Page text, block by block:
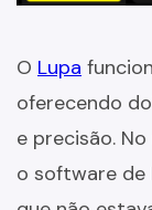
O Lupa
oferecendo
e precisão.
o software de